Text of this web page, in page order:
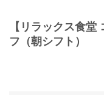
【リラックス食
フ（朝シフト）